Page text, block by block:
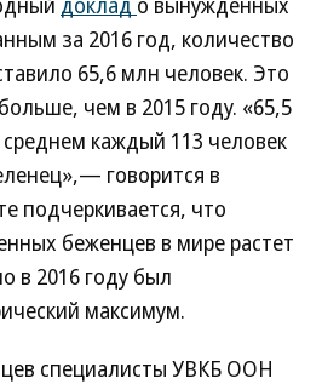
за 2016 год, количество
65,6 млн человек. Это
чем в 2015 году. «65,5
каждый 113 человек
говорится в
подчеркивается, что
беженцев в мире растет
в 2016 году был
максимум.
специалисты УВКБ ООН